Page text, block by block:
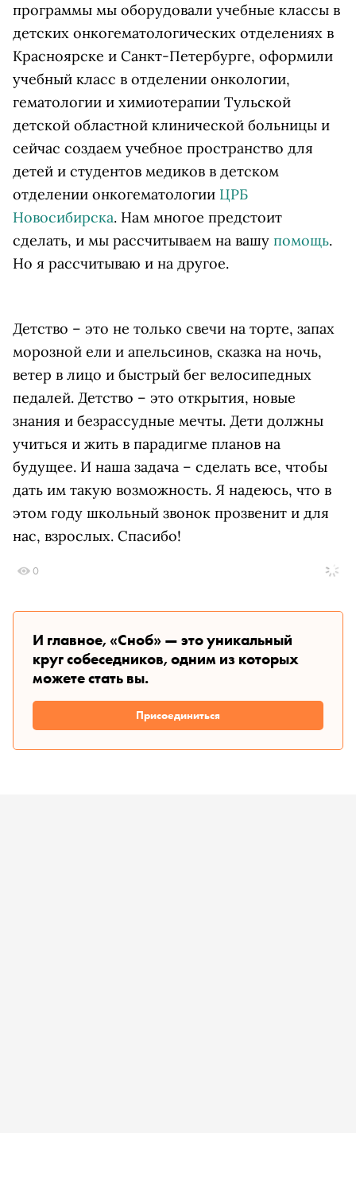
программы мы оборудовали учебные классы в
детских онкогематологических отделениях в
Красноярске и Санкт-Петербурге, оформили
учебный класс в отделении онкологии,
гематологии и химиотерапии Тульской
детской областной клинической больницы и
сейчас создаем учебное пространство для
детей и студентов медиков в детском
отделении онкогематологии ЦРБ
Новосибирска. Нам многое предстоит
сделать, и мы рассчитываем на вашу помощь.
Но я рассчитываю и на другое.
Детство – это не только свечи на торте, запах
морозной ели и апельсинов, сказка на ночь,
ветер в лицо и быстрый бег велосипедных
педалей. Детство – это открытия, новые
знания и безрассудные мечты. Дети должны
учиться и жить в парадигме планов на
будущее. И наша задача – сделать все, чтобы
дать им такую возможность. Я надеюсь, что в
этом году школьный звонок прозвенит и для
нас, взрослых. Спасибо!
0
И главное, «Сноб» — это уникальный
круг собеседников, одним из которых
можете стать вы.
Присоединиться